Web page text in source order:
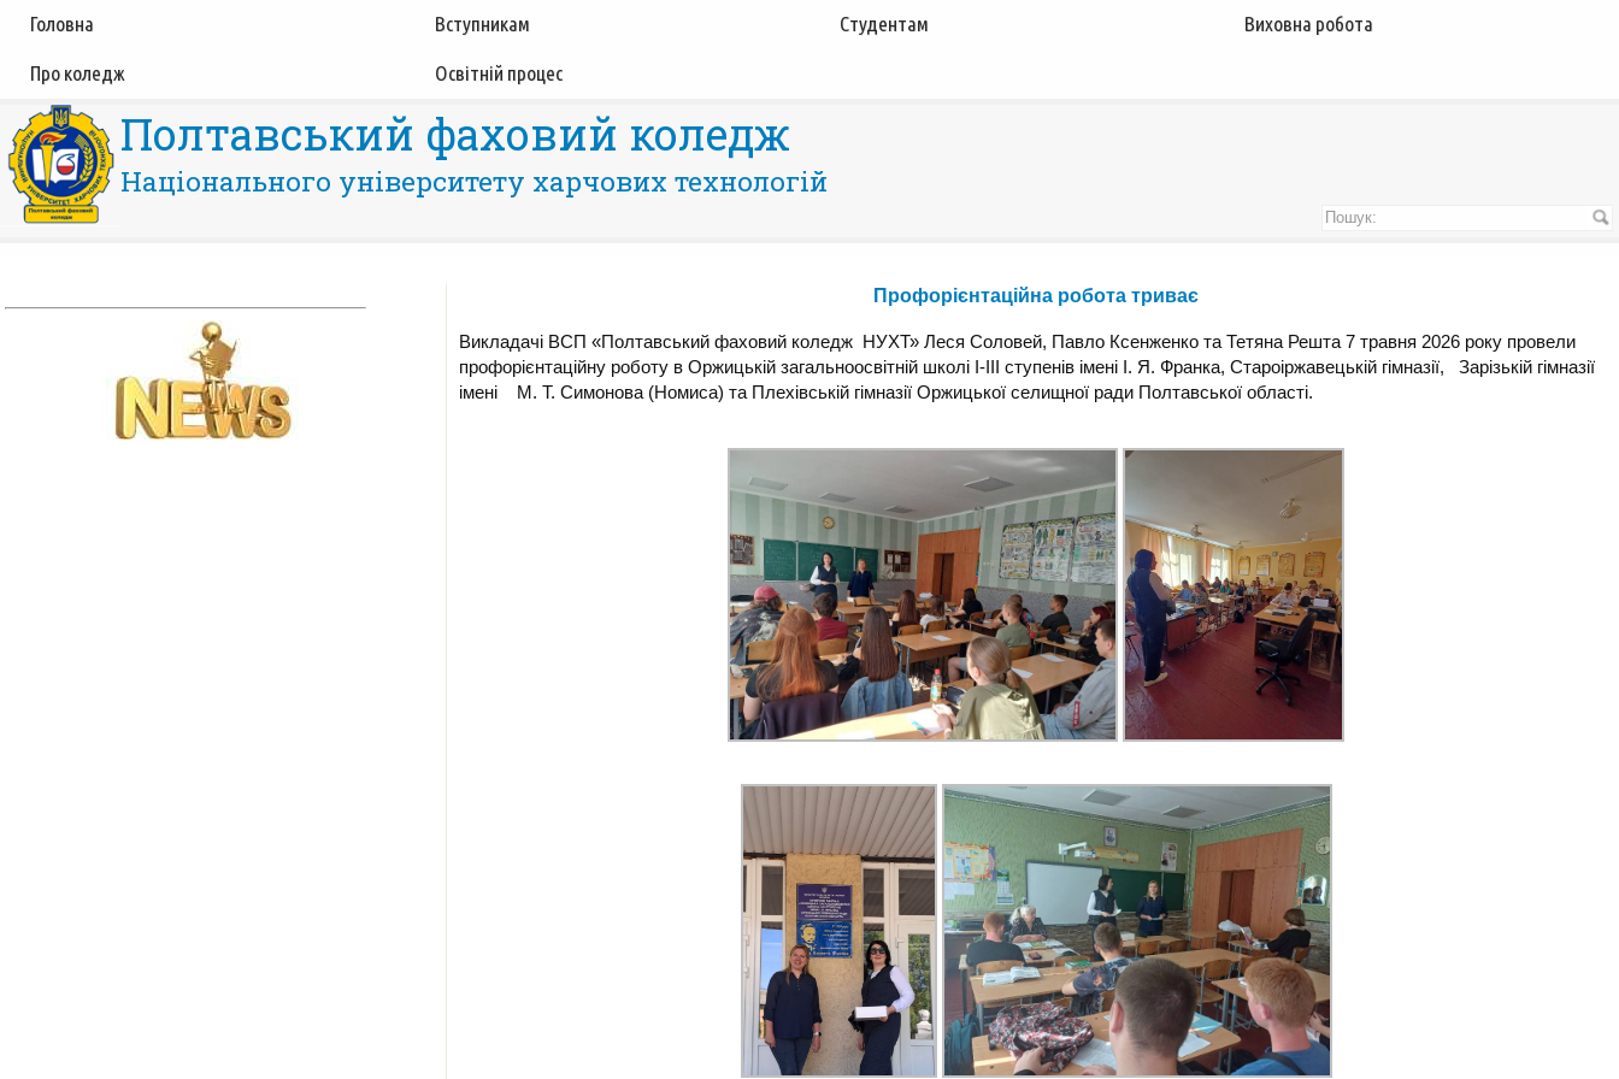
Головна Вступникам Студентам Виховна робота
Про коледж Освітній процес
Полтавський фаховий коледж
Національного університету харчових технологій
Профорієнтаційна робота триває
Викладачі ВСП «Полтавський фаховий коледж НУХТ» Леся Соловей, Павло Ксенженко та Тетяна Решта 7 травня 2026 року провели
профорієнтаційну роботу в Оржицькій загальноосвітній школі І-ІІІ ступенів імені І. Я. Франка, Староіржавецькій гімназії, Зарізькій гімназії
імені М. Т. Симонова (Номиса) та Плехівській гімназії Оржицької селищної ради Полтавської області.